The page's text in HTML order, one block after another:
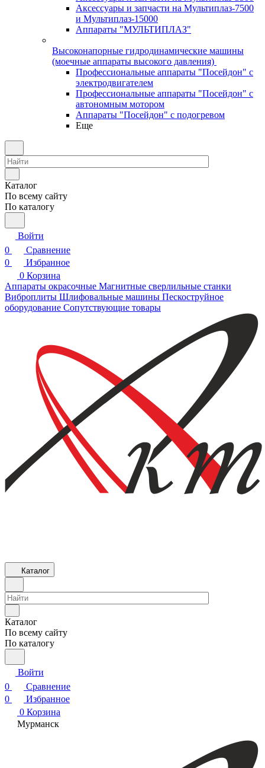
Аксессуары и запчасти на Мультиплаз-7500
и Мультиплаз-15000
Аппараты "МУЛЬТИПЛАЗ"
Высоконапорные гидродинамические машины
(моечные аппараты высокого давления)
Профессиональные аппараты "Посейдон" с
электродвигателем
Профессиональные аппараты "Посейдон" с
автономным мотором
Аппараты "Посейдон" с подогревом
Еще
Каталог
По всему сайту
По каталогу
Войти
0
Сравнение
0
Избранное
0 Корзина
Аппараты окрасочные Магнитные сверлильные станки
Виброплиты Шлифовальные машины Пескоструйное
оборудование Сопутствующие товары
Каталог
Каталог
По всему сайту
По каталогу
Войти
0
Сравнение
0
Избранное
0 Корзина
Мурманск